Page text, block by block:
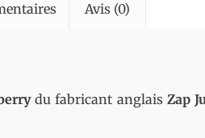
Avis (0)
du fabricant anglais Zap